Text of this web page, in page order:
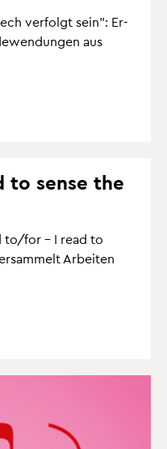
ver­folgt sein": Er­
aus
to sense the
to/for – I read to
Ar­bei­ten